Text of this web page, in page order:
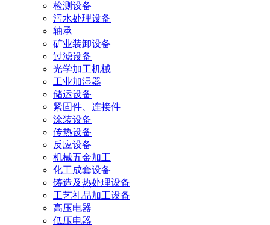
检测设备
污水处理设备
轴承
矿业装卸设备
过滤设备
光学加工机械
工业加湿器
储运设备
紧固件、连接件
涂装设备
传热设备
反应设备
机械五金加工
化工成套设备
铸造及热处理设备
工艺礼品加工设备
高压电器
低压电器